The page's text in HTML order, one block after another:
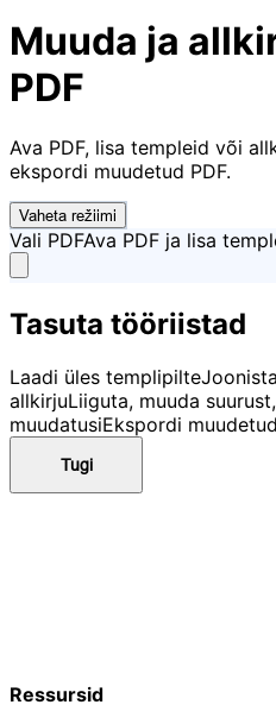
Muuda ja
PDF
Ava PDF, lisa templeid või
ekspordi muudetud PDF.
Vaheta režiimi
Vali PDFAva PDF ja lisa
Tasuta tööriistad
Laadi üles templipilte
allkirjuLiiguta, muuda
muudatusiEkspordi
Tugi
Ressursid